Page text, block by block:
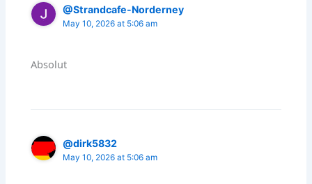
@Strandcafe-Norderney
May 10, 2026 at 5:06 am
Absolut
@dirk5832
May 10, 2026 at 5:06 am